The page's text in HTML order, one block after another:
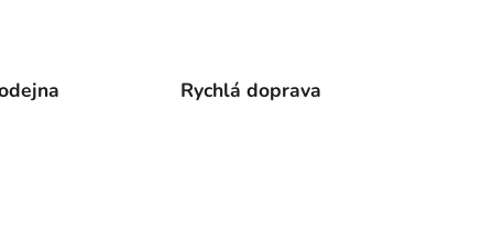
Rychlá doprava